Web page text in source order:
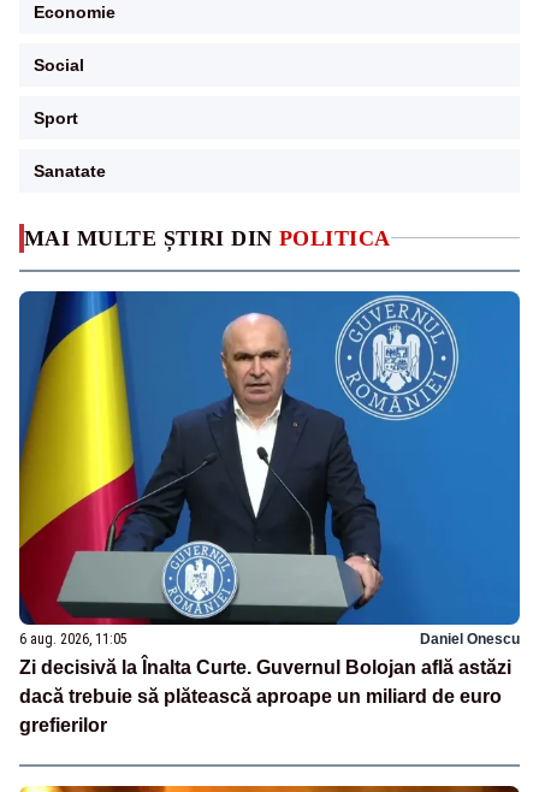
MAI MULTE ȘTIRI DIN POLITICA
6 aug. 2026, 11:05 Daniel Onescu
Zi decisivă la Înalta Curte. Guvernul Bolojan află astăzi
dacă trebuie să plătească aproape un miliard de euro
grefierilor
Economie
Social
Sport
Sanatate